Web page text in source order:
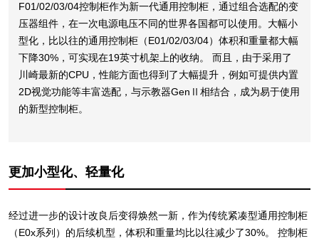
F01/02/03/04控制柜作为新一代通用控制柜，通过组合选配的变
压器组件，在一次电源电压不同的世界各国都可以使用。大幅小
型化，比以往的通用控制柜（E01/02/03/04）体积和重量都大幅
下降30%，可实现在19英寸机架上的收纳。 而且，由于采用了
川崎最新的CPU，性能方面也得到了大幅提升，例如可提供内置
2D视觉功能等丰富选配，与示教器GenⅡ相结合，成为易于使用
的新型控制柜。
更加小型化、轻量化
经过进一步的设计改良后变得焕然一新，作为传统紧凑型通用控制柜
（E0x系列）的后续机型，体积和重量均比以往减少了30%。 控制柜